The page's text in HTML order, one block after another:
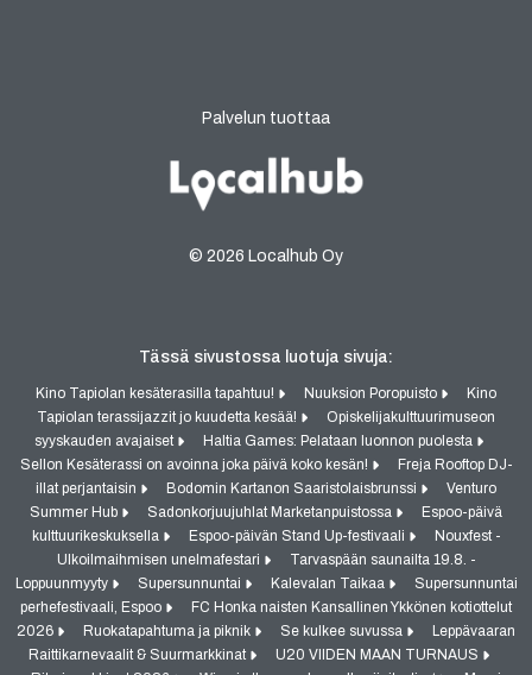
Palvelun tuottaa
© 2026 Localhub Oy
Tässä sivustossa luotuja sivuja:
Kino Tapiolan kesäterasilla tapahtuu! Nuuksion Poropuisto
Kino
Tapiolan terassijazzit jo kuudetta kesää!
Opiskelijakulttuurimuseon
syyskauden avajaiset
Haltia Games: Pelataan luonnon puolesta
Sellon Kesäterassi on avoinna joka päivä koko kesän!
Freja Rooftop DJ-
illat perjantaisin
Bodomin Kartanon Saaristolaisbrunssi
Venturo
Summer Hub
Sadonkorjuujuhlat Marketanpuistossa
Espoo-päivä
kulttuurikeskuksella
Espoo-päivän Stand Up-festivaali
Nouxfest -
Ulkoilmaihmisen unelmafestari
Tarvaspään saunailta 19.8. -
Loppuunmyyty
Supersunnuntai Kalevalan Taikaa
Supersunnuntai
perhefestivaali, Espoo
FC Honka naisten Kansallinen Ykkönen kotiottelut
2026
Ruokatapahtuma ja piknik Se kulkee suvussa
Leppävaaran
Raittikarnevaalit & Suurmarkkinat
U20 VIIDEN MAAN TURNAUS